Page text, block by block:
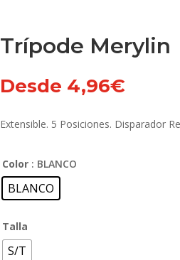
Trípode Merylin
Desde 4,96€
Extensible. 5 Posiciones. Disparador
Color : BLANCO
BLANCO
Talla
S/T